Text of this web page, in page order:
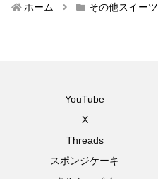
ホーム その他スイーツ
YouTube
X
Threads
スポンジケーキ